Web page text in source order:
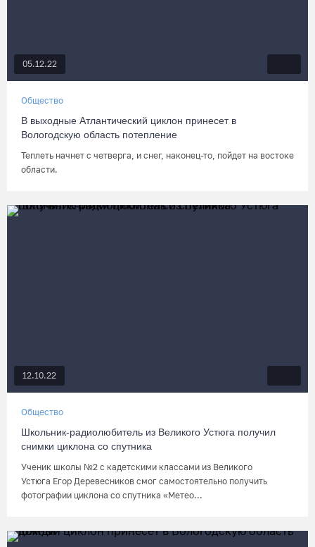
05.12.22
Общество
В выходные Атлантический циклон принесет в
Вологодскую область потепление
Теплеть начнет с четверга, и снег, наконец-то, пойдет на востоке
области.
12.10.22
Общество
Школьник-радиолюбитель из Великого Устюга получил
снимки циклона со спутника
Ученик школы №2 с кадетскими классами из Великого
Устюга Егор Деревесников смог самостоятельно получить
фотографии циклона со спутника «Метео...